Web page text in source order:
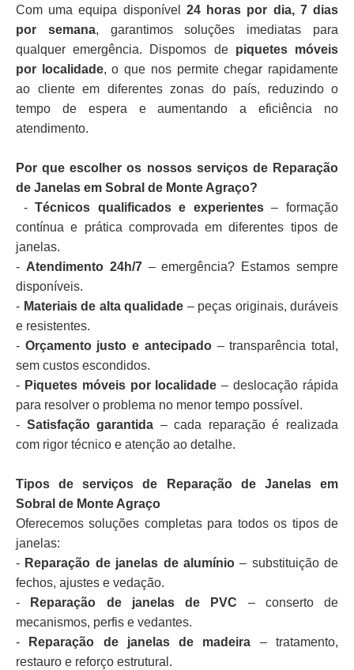
Com uma equipa disponível 24 horas por dia, 7 dias
por semana, garantimos soluções imediatas para
qualquer emergência. Dispomos de piquetes móveis
por localidade, o que nos permite chegar rapidamente
ao cliente em diferentes zonas do país, reduzindo o
tempo de espera e aumentando a eficiência no
atendimento.
Por que escolher os nossos serviços de Reparação
de Janelas em Sobral de Monte Agraço?
-Técnicos qualificados e experientes– formação
contínua e prática comprovada em diferentes tipos de
janelas.
- Atendimento 24h/7– emergência? Estamos sempre
disponíveis.
- Materiais de alta qualidade – peças originais, duráveis
e resistentes.
- Orçamento justo e antecipado– transparência total,
sem custos escondidos.
- Piquetes móveis por localidade – deslocação rápida
para resolver o problema no menor tempo possível.
- Satisfação garantida – cada reparação é realizada
com rigor técnico e atenção ao detalhe.
Tipos de serviços de Reparação de Janelas em
Sobral de Monte Agraço
Oferecemos soluções completas para todos os tipos de
janelas:
- Reparação de janelas de alumínio– substituição de
fechos, ajustes e vedação.
-
Reparação de janelas de PVC – conserto de
mecanismos, perfis e vedantes.
-
Reparação de janelas de madeira – tratamento,
restauro e reforço estrutural.